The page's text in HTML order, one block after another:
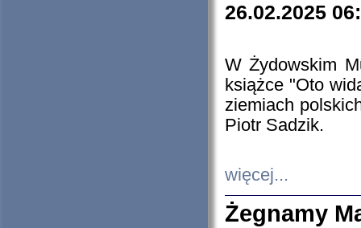
26.02.2025
W Żydowskim
książce "Oto
ziemiach
Piotr Sadzik.
więcej...
Żegnamy